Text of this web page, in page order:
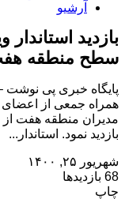
آرشیو
بازدید
سطح منطقه
پایگاه خبری پی نوشت
همراه جمعی از اعضای
مدیران منطقه هفت
بازدید نمود. استاندار...
شهریور ۲۵, ۱۴۰۰
68 بازدیدها
چاپ